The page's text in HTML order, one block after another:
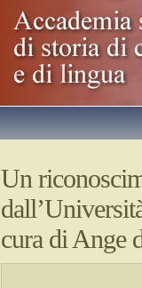
Un
cura di Ange